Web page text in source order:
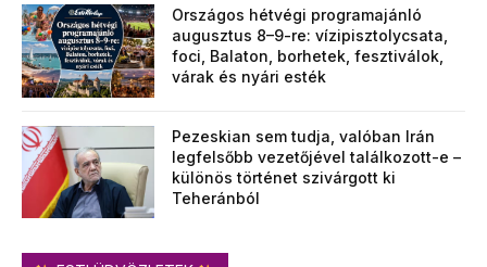
Országos hétvégi programajánló
augusztus 8–9-re: vízipisztolycsata,
foci, Balaton, borhetek, fesztiválok,
várak és nyári esték
Pezeskian sem tudja, valóban Irán
legfelsőbb vezetőjével találkozott-e –
különös történet szivárgott ki
Teheránból